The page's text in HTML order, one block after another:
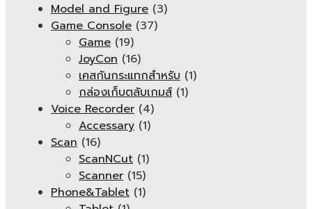
Model and Figure (3)
Game Console (37)
Game (19)
JoyCon (16)
เคสกันกระแทกสำหรับ (1)
กล่องเก็บตลับเกมส์ (1)
Voice Recorder (4)
Accessary (1)
Scan (16)
ScanNCut (1)
Scanner (15)
Phone&Tablet (1)